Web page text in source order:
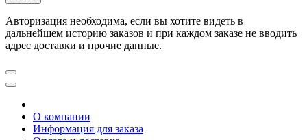
Авторизация необходима, если вы хотите видеть в
дальнейшем историю заказов и при каждом заказе не вводить
адрес доставки и прочие данные.
О компании
Информация для заказа